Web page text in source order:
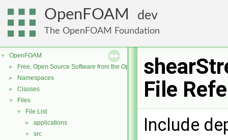
OpenFOAM dev
The OpenFOAM Foundation
▼ OpenFOAM
► Free, Open Source Software from the OpenFOAM Foundation
► Namespaces
► Classes
▼ Files
▼ File List
► applications
▼ src
File
Include